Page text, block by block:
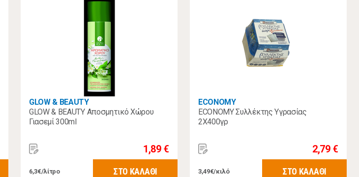
GLOW & BEAUTY
GLOW & BEAUTY Αποσμητικό Χώρου
Γιασεμί 300ml
1,89 €
6,3€/λίτρο ΣΤΟ ΚΑΛΑΘΙ
ECONOMY
ECONOMY Συλλέκτης Υγρασίας
2Χ400γρ
2,79 €
3,49€/κιλό ΣΤΟ ΚΑΛΑΘΙ